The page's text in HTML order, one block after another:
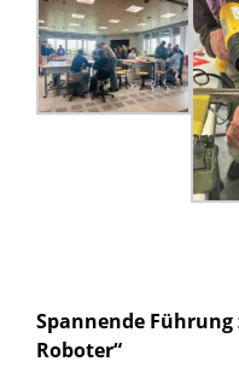
Spannende Führung
Roboter“